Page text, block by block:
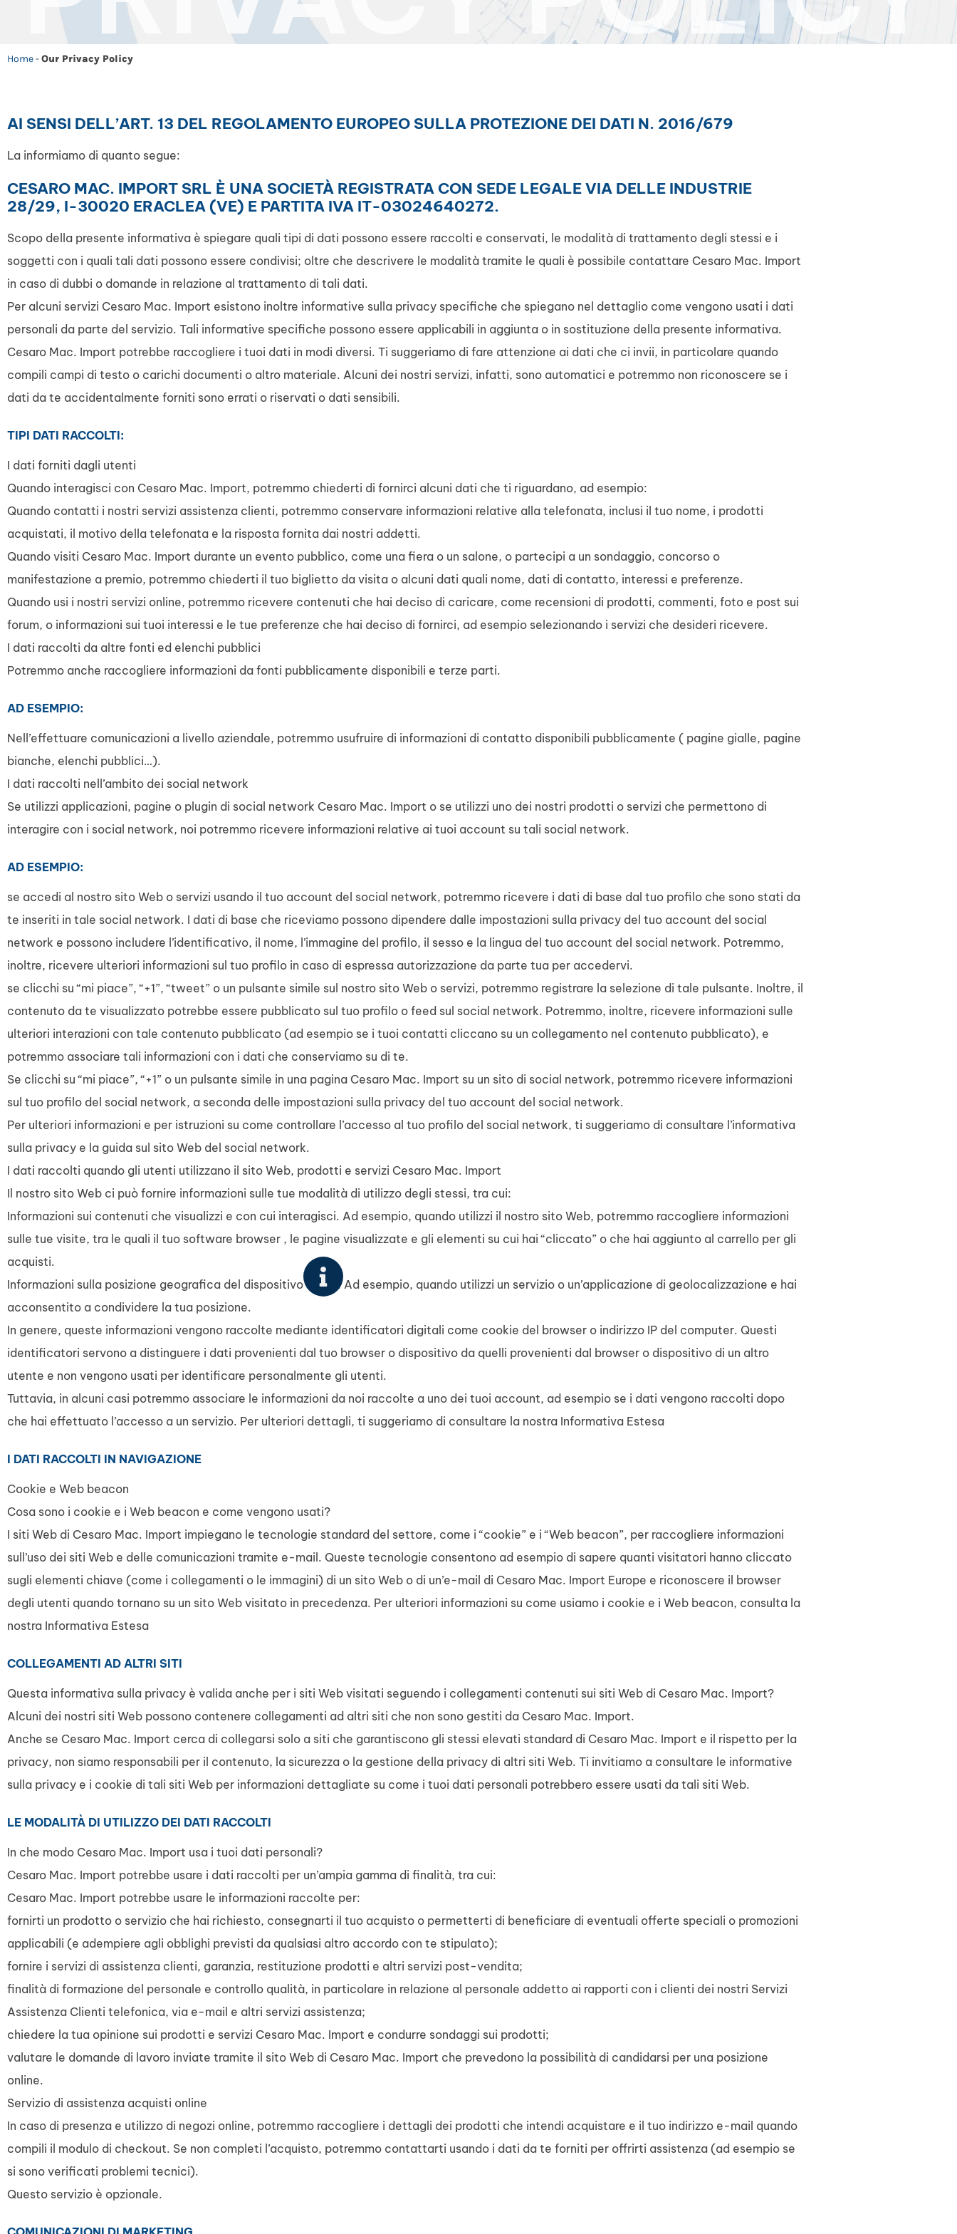
Home-Our Privacy Policy
AI SENSI DELL’ART. 13 DEL REGOLAMENTO EUROPEO SULLA PROTEZIONE DEI DATI N. 2016/679
La informiamo di quanto segue:
CESARO MAC. IMPORT SRL È UNA SOCIETÀ REGISTRATA CON SEDE LEGALE VIA DELLE INDUSTRIE
28/29, I-30020 ERACLEA (VE) E PARTITA IVA IT-03024640272.
Scopo della presente informativa è spiegare quali tipi di dati possono essere raccolti e conservati, le modalità di trattamento degli stessi e i
soggetti con i quali tali dati possono essere condivisi; oltre che descrivere le modalità tramite le quali è possibile contattare Cesaro Mac. Import
in caso di dubbi o domande in relazione al trattamento di tali dati.
Per alcuni servizi Cesaro Mac. Import esistono inoltre informative sulla privacy specifiche che spiegano nel dettaglio come vengono usati i dati
personali da parte del servizio. Tali informative specifiche possono essere applicabili in aggiunta o in sostituzione della presente informativa.
Cesaro Mac. Import potrebbe raccogliere i tuoi dati in modi diversi. Ti suggeriamo di fare attenzione ai dati che ci invii, in particolare quando
compili campi di testo o carichi documenti o altro materiale. Alcuni dei nostri servizi, infatti, sono automatici e potremmo non riconoscere se i
dati da te accidentalmente forniti sono errati o riservati o dati sensibili.
TIPI DATI RACCOLTI:
I dati forniti dagli utenti
Quando interagisci con Cesaro Mac. Import, potremmo chiederti di fornirci alcuni dati che ti riguardano, ad esempio:
Quando contatti i nostri servizi assistenza clienti, potremmo conservare informazioni relative alla telefonata, inclusi il tuo nome, i prodotti
acquistati, il motivo della telefonata e la risposta fornita dai nostri addetti.
Quando visiti Cesaro Mac. Import durante un evento pubblico, come una fiera o un salone, o partecipi a un sondaggio, concorso o
manifestazione a premio, potremmo chiederti il tuo biglietto da visita o alcuni dati quali nome, dati di contatto, interessi e preferenze.
Quando usi i nostri servizi online, potremmo ricevere contenuti che hai deciso di caricare, come recensioni di prodotti, commenti, foto e post sui
forum, o informazioni sui tuoi interessi e le tue preferenze che hai deciso di fornirci, ad esempio selezionando i servizi che desideri ricevere.
I dati raccolti da altre fonti ed elenchi pubblici
Potremmo anche raccogliere informazioni da fonti pubblicamente disponibili e terze parti.
AD ESEMPIO:
Nell’effettuare comunicazioni a livello aziendale, potremmo usufruire di informazioni di contatto disponibili pubblicamente ( pagine gialle, pagine
bianche, elenchi pubblici…).
I dati raccolti nell’ambito dei social network
Se utilizzi applicazioni, pagine o plugin di social network Cesaro Mac. Import o se utilizzi uno dei nostri prodotti o servizi che permettono di
interagire con i social network, noi potremmo ricevere informazioni relative ai tuoi account su tali social network.
AD ESEMPIO:
se accedi al nostro sito Web o servizi usando il tuo account del social network, potremmo ricevere i dati di base dal tuo profilo che sono stati da
te inseriti in tale social network. I dati di base che riceviamo possono dipendere dalle impostazioni sulla privacy del tuo account del social
network e possono includere l’identificativo, il nome, l’immagine del profilo, il sesso e la lingua del tuo account del social network. Potremmo,
inoltre, ricevere ulteriori informazioni sul tuo profilo in caso di espressa autorizzazione da parte tua per accedervi.
se clicchi su “mi piace”, “+1”, “tweet” o un pulsante simile sul nostro sito Web o servizi, potremmo registrare la selezione di tale pulsante. Inoltre, il
contenuto da te visualizzato potrebbe essere pubblicato sul tuo profilo o feed sul social network. Potremmo, inoltre, ricevere informazioni sulle
ulteriori interazioni con tale contenuto pubblicato (ad esempio se i tuoi contatti cliccano su un collegamento nel contenuto pubblicato), e
potremmo associare tali informazioni con i dati che conserviamo su di te.
Se clicchi su “mi piace”, “+1” o un pulsante simile in una pagina Cesaro Mac. Import su un sito di social network, potremmo ricevere informazioni
sul tuo profilo del social network, a seconda delle impostazioni sulla privacy del tuo account del social network.
Per ulteriori informazioni e per istruzioni su come controllare l’accesso al tuo profilo del social network, ti suggeriamo di consultare l’informativa
sulla privacy e la guida sul sito Web del social network.
I dati raccolti quando gli utenti utilizzano il sito Web, prodotti e servizi Cesaro Mac. Import
Il nostro sito Web ci può fornire informazioni sulle tue modalità di utilizzo degli stessi, tra cui:
Informazioni sui contenuti che visualizzi e con cui interagisci. Ad esempio, quando utilizzi il nostro sito Web, potremmo raccogliere informazioni
sulle tue visite, tra le quali il tuo software browser , le pagine visualizzate e gli elementi su cui hai “cliccato” o che hai aggiunto al carrello per gli
acquisti.
Informazioni sulla posizione geografica del dispositivo usato. Ad esempio, quando utilizzi un servizio o un’applicazione di geolocalizzazione e hai
acconsentito a condividere la tua posizione.
In genere, queste informazioni vengono raccolte mediante identificatori digitali come cookie del browser o indirizzo IP del computer. Questi
identificatori servono a distinguere i dati provenienti dal tuo browser o dispositivo da quelli provenienti dal browser o dispositivo di un altro
utente e non vengono usati per identificare personalmente gli utenti.
Tuttavia, in alcuni casi potremmo associare le informazioni da noi raccolte a uno dei tuoi account, ad esempio se i dati vengono raccolti dopo
che hai effettuato l’accesso a un servizio. Per ulteriori dettagli, ti suggeriamo di consultare la nostra Informativa Estesa
I DATI RACCOLTI IN NAVIGAZIONE
Cookie e Web beacon
Cosa sono i cookie e i Web beacon e come vengono usati?
I siti Web di Cesaro Mac. Import impiegano le tecnologie standard del settore, come i “cookie” e i “Web beacon”, per raccogliere informazioni
sull’uso dei siti Web e delle comunicazioni tramite e-mail. Queste tecnologie consentono ad esempio di sapere quanti visitatori hanno cliccato
sugli elementi chiave (come i collegamenti o le immagini) di un sito Web o di un’e-mail di Cesaro Mac. Import Europe e riconoscere il browser
degli utenti quando tornano su un sito Web visitato in precedenza. Per ulteriori informazioni su come usiamo i cookie e i Web beacon, consulta la
nostra Informativa Estesa
COLLEGAMENTI AD ALTRI SITI
Questa informativa sulla privacy è valida anche per i siti Web visitati seguendo i collegamenti contenuti sui siti Web di Cesaro Mac. Import?
Alcuni dei nostri siti Web possono contenere collegamenti ad altri siti che non sono gestiti da Cesaro Mac. Import.
Anche se Cesaro Mac. Import cerca di collegarsi solo a siti che garantiscono gli stessi elevati standard di Cesaro Mac. Import e il rispetto per la
privacy, non siamo responsabili per il contenuto, la sicurezza o la gestione della privacy di altri siti Web. Ti invitiamo a consultare le informative
sulla privacy e i cookie di tali siti Web per informazioni dettagliate su come i tuoi dati personali potrebbero essere usati da tali siti Web.
LE MODALITÀ DI UTILIZZO DEI DATI RACCOLTI
In che modo Cesaro Mac. Import usa i tuoi dati personali?
Cesaro Mac. Import potrebbe usare i dati raccolti per un’ampia gamma di finalità, tra cui:
Cesaro Mac. Import potrebbe usare le informazioni raccolte per:
fornirti un prodotto o servizio che hai richiesto, consegnarti il tuo acquisto o permetterti di beneficiare di eventuali offerte speciali o promozioni
applicabili (e adempiere agli obblighi previsti da qualsiasi altro accordo con te stipulato);
fornire i servizi di assistenza clienti, garanzia, restituzione prodotti e altri servizi post-vendita;
finalità di formazione del personale e controllo qualità, in particolare in relazione al personale addetto ai rapporti con i clienti dei nostri Servizi
Assistenza Clienti telefonica, via e-mail e altri servizi assistenza;
chiedere la tua opinione sui prodotti e servizi Cesaro Mac. Import e condurre sondaggi sui prodotti;
valutare le domande di lavoro inviate tramite il sito Web di Cesaro Mac. Import che prevedono la possibilità di candidarsi per una posizione
online.
Servizio di assistenza acquisti online
In caso di presenza e utilizzo di negozi online, potremmo raccogliere i dettagli dei prodotti che intendi acquistare e il tuo indirizzo e-mail quando
compili il modulo di checkout. Se non completi l’acquisto, potremmo contattarti usando i dati da te forniti per offrirti assistenza (ad esempio se
si sono verificati problemi tecnici).
Questo servizio è opzionale.